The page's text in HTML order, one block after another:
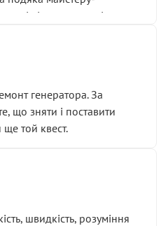
і саме її цей сервіс
не формального
що сервіс працює не
добре
всі чітко та по суті.
генератора. За
що зняти і поставити
той квест.
швидкість, розуміння